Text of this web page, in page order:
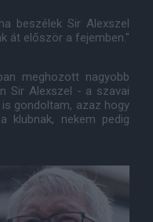
beszélek Sir Alexszel
át először a fejemben."
meghozott nagyobb
Sir Alexszel - a szavai
gondoltam, azaz hogy
klubnak, nekem pedig